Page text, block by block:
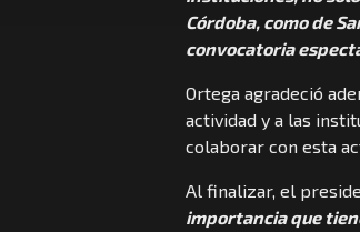
Córdoba, como de
convocatoria
Ortega agradeció
actividad y a las
colaborar con esta
Al finalizar, el
importancia que